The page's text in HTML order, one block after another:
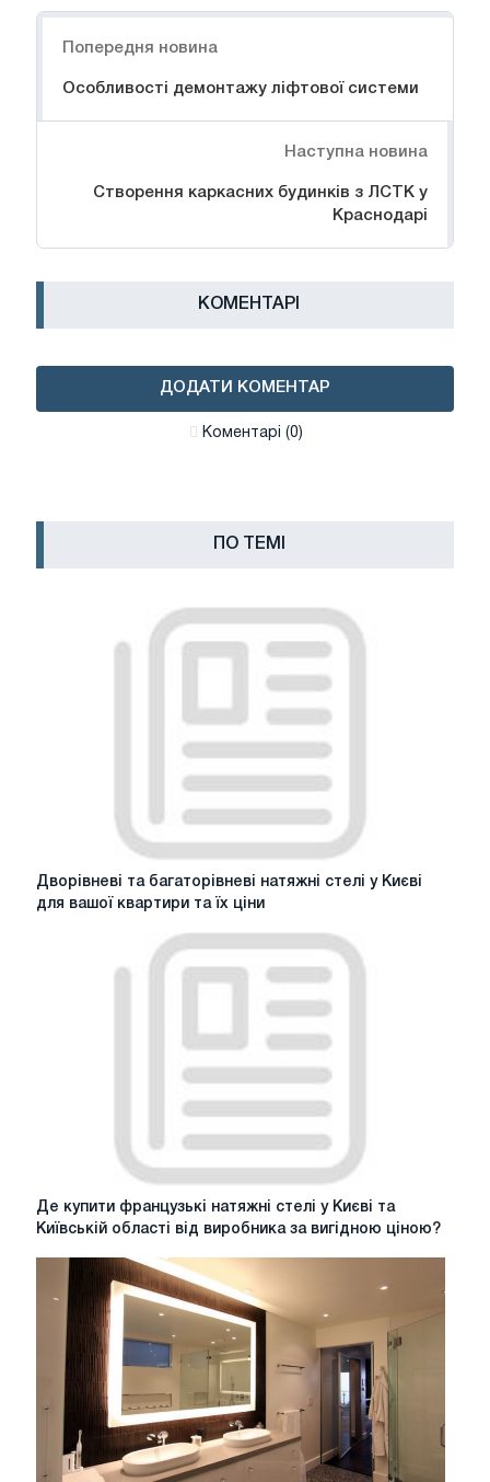
Попередня новина
Особливості демонтажу ліфтової системи
Наступна новина
Створення каркасних будинків з ЛСТК у
Краснодарі
КОМЕНТАРІ
ДОДАТИ КОМЕНТАР
Коментарі (0)
ПО ТЕМІ
Дворівневі
та
Дворівневі та багаторівневі натяжні стелі у Києві
для вашої квартири та їх ціни
Де
купити
натяжні
стелі
Києві
Київській
області
виробника
за
Де купити французькі натяжні стелі у Києві та
Київській області від виробника за вигідною ціною?